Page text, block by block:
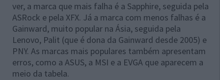
ver, a marca que mais falha é a Sapphire, seguida pela
ASRock e pela XFX. Já a marca com menos falhas é a
Gainward, muito popular na Ásia, seguida pela
Lenovo, Palit (que é dona da Gainward desde 2005) e
PNY. As marcas mais populares também apresentam
erros, como a ASUS, a MSI e a EVGA que aparecem a
meio da tabela.